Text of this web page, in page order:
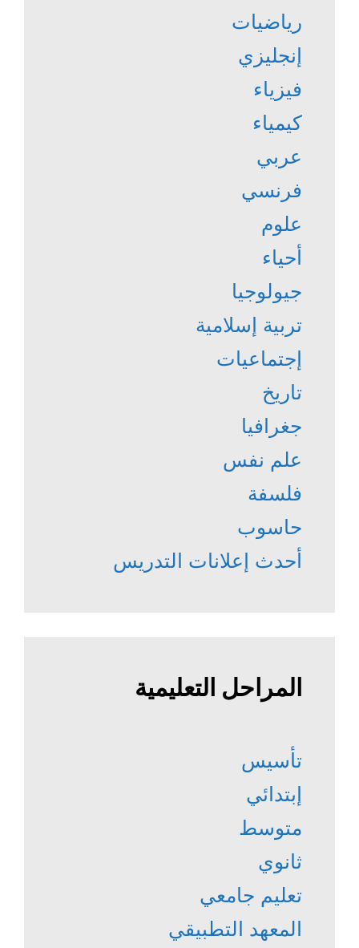
رياضيات
إنجليزي
فيزياء
كيمياء
عربي
فرنسي
علوم
أحياء
جيولوجيا
تربية إسلامية
إجتماعيات
تاريخ
جغرافيا
علم نفس
فلسفة
حاسوب
أحدث إعلانات التدريس
المراحل التعليمية
تأسيس
إبتدائي
متوسط
ثانوي
تعليم جامعي
المعهد التطبيقي